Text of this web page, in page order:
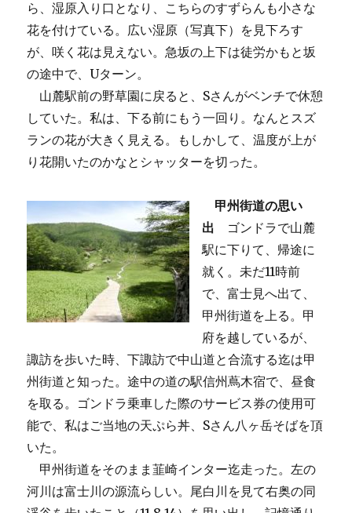
ら、湿原入り口となり、こちらのすずらんも小さな
花を付けている。広い湿原（写真下）を見下ろす
が、咲く花は見えない。急坂の上下は徒労かもと坂
の途中で、Uターン。
山麓駅前の野草園に戻ると、Sさんがベンチで休憩
していた。私は、下る前にもう一回り。なんとスズ
ランの花が大きく見える。もしかして、温度が上が
り花開いたのかなとシャッターを切った。
甲州街道の思い
出 ゴンドラで山麓
駅に下りて、帰途に
就く。未だ11時前
で、富士見へ出て、
甲州街道を上る。甲
府を越しているが、
諏訪を歩いた時、下諏訪で中山道と合流する迄は甲
州街道と知った。途中の道の駅信州蔦木宿で、昼食
を取る。ゴンドラ乗車した際のサービス券の使用可
能で、私はご当地の天ぷら丼、Sさん八ヶ岳そばを頂
いた。
甲州街道をそのまま韮崎インター迄走った。左の
河川は富士川の源流らしい。尾白川を見て右奥の同